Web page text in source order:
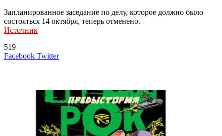
Запланированное заседание по делу, которое должно было
состояться 14 октября, теперь отменено.
Источник
519
Facebook TwitterLinkedIn
Tumblr
Reddit
Вконтакте
Одноклассники
Skype
Messenger
Messenger
WhatsApp
Telegram
Viber
Line
Поделиться
Печатать